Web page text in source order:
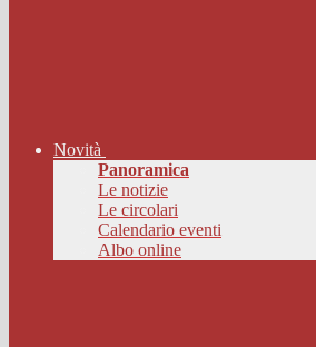
Novità
Panoramica
Le notizie
Le circolari
Calendario eventi
Albo online